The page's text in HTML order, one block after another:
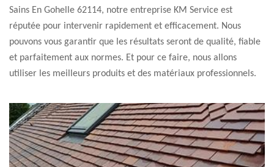
Sains En Gohelle 62114, notre entreprise KM Service est
réputée pour intervenir rapidement et efficacement. Nous
pouvons vous garantir que les résultats seront de qualité, fiable
et parfaitement aux normes. Et pour ce faire, nous allons
utiliser les meilleurs produits et des matériaux professionnels.